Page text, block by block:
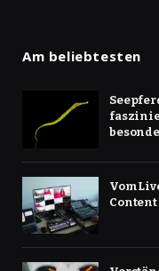
Am beliebtesten
Vom
Content